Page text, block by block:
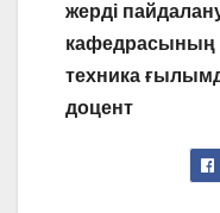
жерді
кафедрасының
техника
доцент